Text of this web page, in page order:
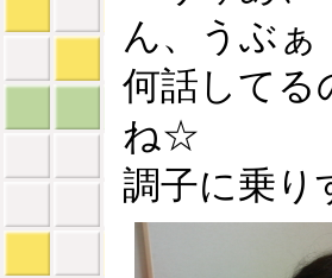
ん、うぶぁ
何話してる
ね☆
調子に乗り